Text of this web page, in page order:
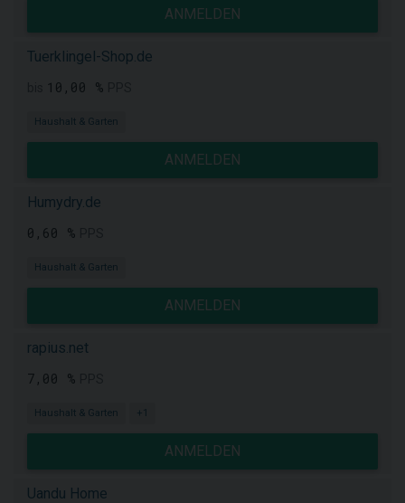
ANMELDEN
Tuerklingel-Shop.de
10,00 %
Haushalt & Garten
ANMELDEN
Humydry.de
0,60 %
Haushalt & Garten
ANMELDEN
rapius.net
7,00 %
Haushalt & Garten +1
ANMELDEN
Uandu Home